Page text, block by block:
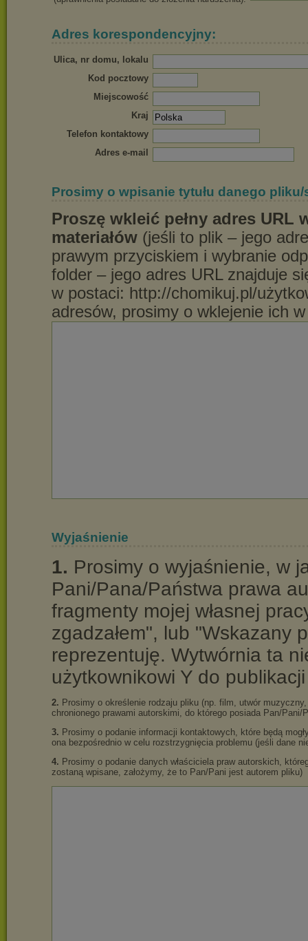
Adres korespondencyjny:
Ulica, nr domu, lokalu
Kod pocztowy
Miejscowość
Kraj
Telefon kontaktowy
Adres e-mail
Prosimy o wpisanie tytułu danego
Proszę wkleić pełny adres URL
materiałów (jeśli to plik – jego
prawym przyciskiem i wybranie
folder – jego adres URL znajduje
w postaci: http://chomikuj.pl/
adresów, prosimy o wklejenie ich
Wyjaśnienie
1. Prosimy o wyjaśnienie, w
Pani/Pana/Państwa prawa
fragmenty mojej własnej
zgadzałem", lub "Wskazany
reprezentuję. Wytwórnia ta
użytkownikowi Y do
2. Prosimy o określenie rodzaju pliku (np. film, utwór
chronionego prawami autorskimi, do którego posiada Pan/
3. Prosimy o podanie informacji kontaktowych, które będą
ona bezpośrednio w celu rozstrzygnięcia problemu (jeśli dane
4. Prosimy o podanie danych właściciela praw autorskich,
zostaną wpisane, założymy, że to Pan/Pani jest autorem pliku)